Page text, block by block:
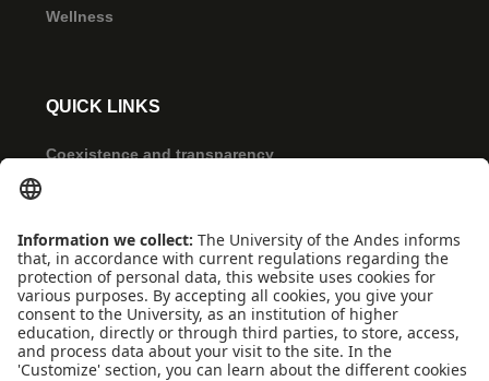
Wellness
QUICK LINKS
Coexistence and transparency
Featured events
Frequent questions
Multimedia
Site Map
Spanish center
news